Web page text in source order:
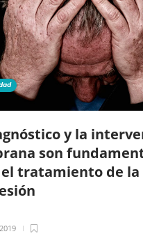
y la
son
tratamiento de la